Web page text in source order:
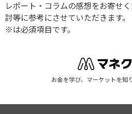
レポート・コラムの感想をお寄せ
討等に参考にさせていただきます。
※は必須項目です。
お金を学び、マーケットを知